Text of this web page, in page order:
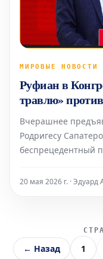
МИРОВЫЕ НОВОСТИ
Руфиан в
травлю»
Вчерашнее
Родригесу
беспрецедентный
правительства.
20 мая 2026 г. · Эдуард
← Назад 1